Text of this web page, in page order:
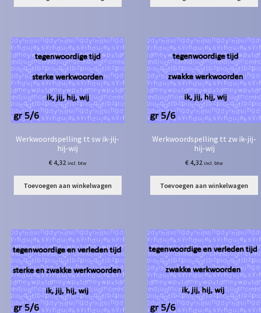
Werkwoordspelling tt sw ik-jij-
hij-wij
€4,32 incl. btw
Toevoegen aan winkelwagen
Werkwoordspelling tt zw ik-jij-
hij-wij
€4,32 incl. btw
Toevoegen aan winkelwagen